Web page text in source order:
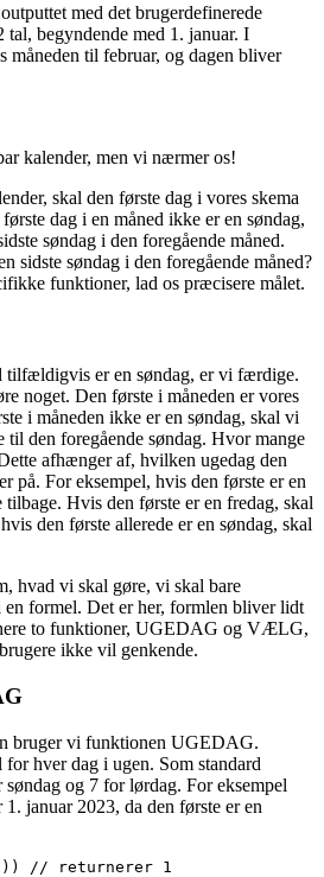
med det brugerdefinerede
tal, begyndende med 1. januar. I
måneden til februar, og dagen bliver
kalender, men vi nærmer os!
skal den første dag i vores skema
dag i en måned ikke er en søndag,
søndag i den foregående måned.
sidste søndag i den foregående måned?
funktioner, lad os præcisere målet.
tilfældigvis er en søndag, er vi færdige.
noget. Den første i måneden er vores
i måneden ikke er en søndag, skal vi
til den foregående søndag. Hvor mange
afhænger af, hvilken ugedag den
på. For eksempel, hvis den første er en
Hvis den første er en fredag, skal
den første allerede er en søndag, skal
hvad vi skal gøre, vi skal bare
formel. Det er her, formlen bliver lidt
to funktioner, UGEDAG og VÆLG,
ikke vil genkende.
bruger vi funktionen UGEDAG.
hver dag i ugen. Som standard
og 7 for lørdag. For eksempel
januar 2023, da den første er en
// returnerer 1